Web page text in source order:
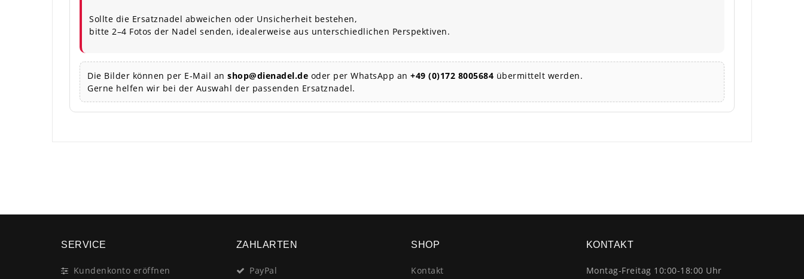
Sollte die Ersatznadel abweichen oder Unsicherheit bestehen,
bitte 2–4 Fotos der Nadel senden, idealerweise aus unterschiedlichen Perspektiven.
Die Bilder können per E-Mail an shop@dienadel.de oder per WhatsApp an +49 (0)172 8005684 übermittelt werden.
Gerne helfen wir bei der Auswahl der passenden Ersatznadel.
SERVICE
Kundenkonto eröffnen
ZAHLARTEN
PayPal
SHOP
Kontakt
KONTAKT
Montag-Freitag 10:00-18:00 Uhr